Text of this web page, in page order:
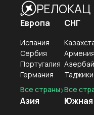
РЕЛОКАЦ
Европа
Испания
Сербия
Португалия
Германия
Все страны
Азия
СНГ
Армения
Все
Южная